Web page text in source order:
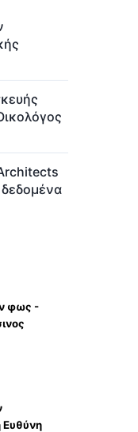
δεδομένα
φως -
Ευθύνη